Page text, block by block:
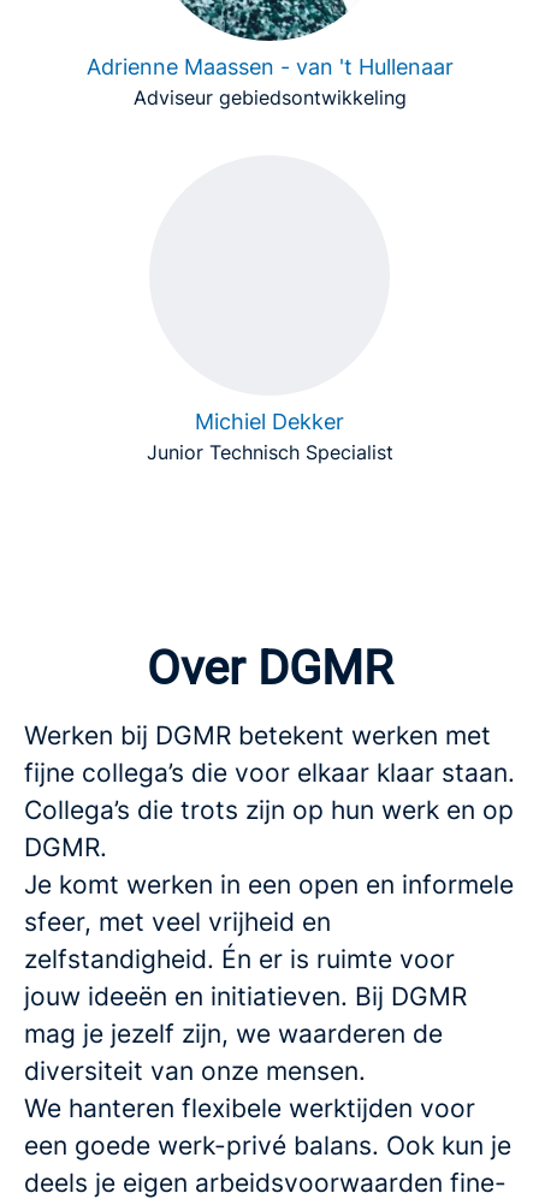
Adrienne Maassen - van 't Hullenaar
Adviseur gebiedsontwikkeling
Michiel Dekker
Junior Technisch Specialist
Over DGMR
Werken bij DGMR betekent werken met
fijne collega’s die voor elkaar klaar staan.
Collega’s die trots zijn op hun werk en op
DGMR.
Je komt werken in een open en informele
sfeer, met veel vrijheid en
zelfstandigheid. Én er is ruimte voor
jouw ideeën en initiatieven. Bij DGMR
mag je jezelf zijn, we waarderen de
diversiteit van onze mensen.
We hanteren flexibele werktijden voor
een goede werk-privé balans. Ook kun je
deels je eigen arbeidsvoorwaarden fine-